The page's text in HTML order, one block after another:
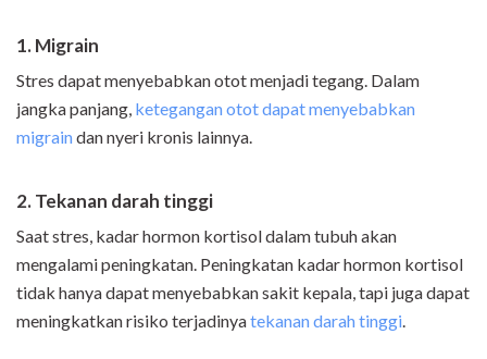
1. Migrain
Stres dapat menyebabkan otot menjadi tegang. Dalam
jangka panjang, ketegangan otot dapat menyebabkan
migraindan nyeri kronis lainnya.
2. Tekanan darah tinggi
Saat stres, kadar hormon kortisol dalam tubuh akan
mengalami peningkatan. Peningkatan kadar hormon kortisol
tidak hanya dapat menyebabkan sakit kepala, tapi juga dapat
meningkatkan risiko terjadinyatekanan darah tinggi